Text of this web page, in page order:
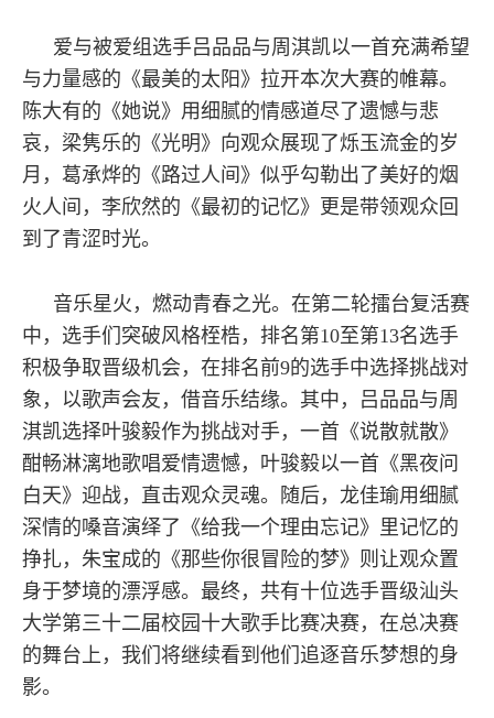
爱与被爱组选手吕品品与周淇凯以一首充满希望
与力量感的《最美的太阳》拉开本次大赛的帷幕。
陈大有的《她说》用细腻的情感道尽了遗憾与悲
哀，梁隽乐的《光明》向观众展现了烁玉流金的岁
月，葛承烨的《路过人间》似乎勾勒出了美好的烟
火人间，李欣然的《最初的记忆》更是带领观众回
到了青涩时光。
音乐星火，燃动青春之光。在第二轮擂台复活赛
中，选手们突破风格桎梏，排名第10至第13名选手
积极争取晋级机会，在排名前9的选手中选择挑战对
象，以歌声会友，借音乐结缘。其中，吕品品与周
淇凯选择叶骏毅作为挑战对手，一首《说散就散》
酣畅淋漓地歌唱爱情遗憾，叶骏毅以一首《黑夜问
白天》迎战，直击观众灵魂。随后，龙佳瑜用细腻
深情的嗓音演绎了《给我一个理由忘记》里记忆的
挣扎，朱宝成的《那些你很冒险的梦》则让观众置
身于梦境的漂浮感。最终，共有十位选手晋级汕头
大学第三十二届校园十大歌手比赛决赛，在总决赛
的舞台上，我们将继续看到他们追逐音乐梦想的身
影。